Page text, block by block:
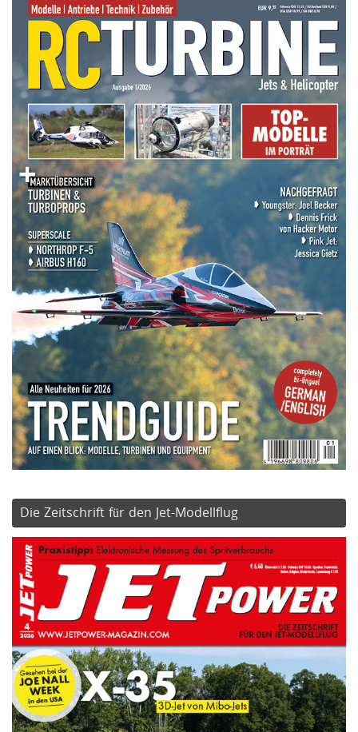
Die Zeitschrift für den Jet-Modellflug